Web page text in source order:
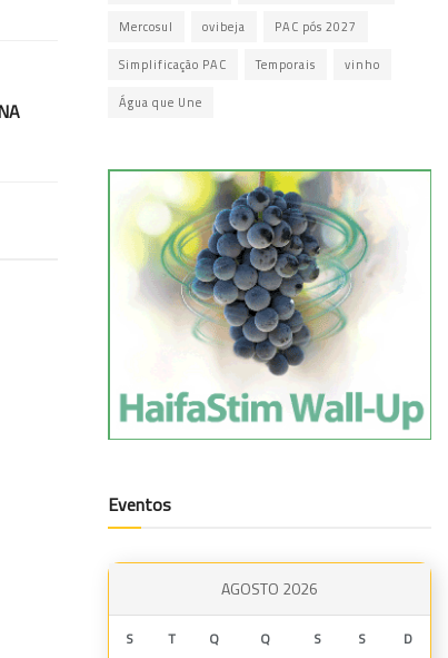
Mercosul ovibeja PAC pós 2027
Simplificação PAC Temporais vinho
Água que Une
Eventos
AGOSTO 2026
S T Q Q S S D